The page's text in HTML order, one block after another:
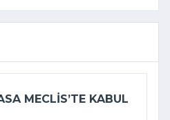
MECLIS’TE KABUL